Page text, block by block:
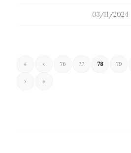
03/11/2024
« ‹ 76 77 78 79
› »